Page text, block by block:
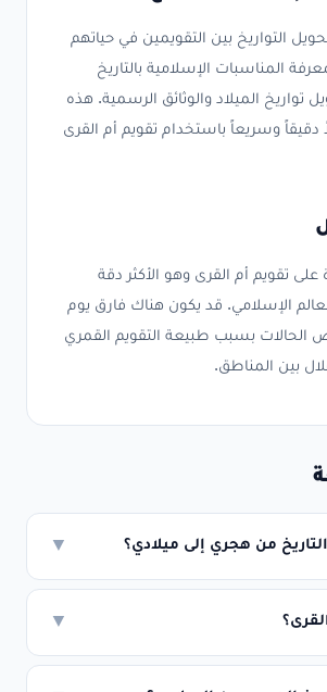
التواريخ بين التقويمين في حياتهم
المناسبات الإسلامية بالتاريخ
تواريخ الميلاد والوثائق الرسمية. هذه
دقيقاً وسريعاً باستخدام تقويم أم القرى
على تقويم أم القرى وهو الأكثر دقة
الإسلامي. قد يكون هناك فارق يوم
الحالات بسبب طبيعة التقويم القمري
بين المناطق.
من هجري إلى ميلادي؟ ▼
▼